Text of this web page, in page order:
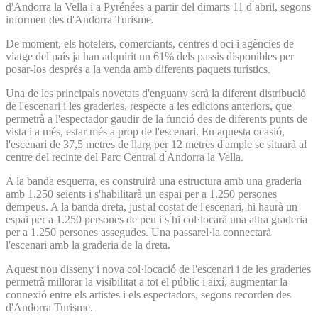
d'Andorra la Vella i a Pyrénées a partir del dimarts 11 d ́abril, segons
informen des d'Andorra Turisme.
De moment, els hotelers, comerciants, centres d'oci i agències de
viatge del país ja han adquirit un 61% dels passis disponibles per
posar-los després a la venda amb diferents paquets turístics.
Una de les principals novetats d'enguany serà la diferent distribució
de l'escenari i les graderies, respecte a les edicions anteriors, que
permetrà a l'espectador gaudir de la funció des de diferents punts de
vista i a més, estar més a prop de l'escenari. En aquesta ocasió,
l'escenari de 37,5 metres de llarg per 12 metres d'ample se situarà al
centre del recinte del Parc Central d ́Andorra la Vella.
A la banda esquerra, es construirà una estructura amb una graderia
amb 1.250 seients i s'habilitarà un espai per a 1.250 persones
dempeus. A la banda dreta, just al costat de l'escenari, hi haurà un
espai per a 1.250 persones de peu i s ́hi col·locarà una altra graderia
per a 1.250 persones assegudes. Una passarel·la connectarà
l'escenari amb la graderia de la dreta.
Aquest nou disseny i nova col·locació de l'escenari i de les graderies
permetrà millorar la visibilitat a tot el públic i així, augmentar la
connexió entre els artistes i els espectadors, segons recorden des
d'Andorra Turisme.